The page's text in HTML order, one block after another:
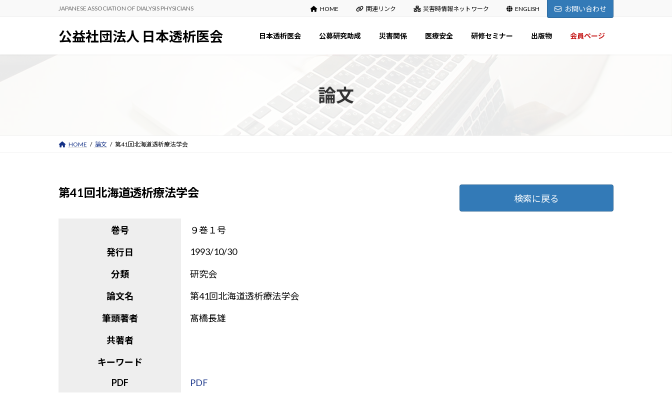
JAPANESE ASSOCIATION OF DIALYSIS PHYSICIANS HOME 関連リンク 災害時情報ネットワーク ENGLISH お問い合わせ
公益社団法人 日本透析医会 日本透析医会 公募研究助成 災害関係 医療安全 研修セミナー 出版物 会員ページ
論文
HOME 論文 第41回北海道透析療法学会
第41回北海道透析療法学会
巻号
９巻１号
発行日
1993/10/30
分類
研究会
論文名
第41回北海道透析療法学会
筆頭著者
髙橋長雄
共著者
キーワード
PDF
PDF
検索に戻る